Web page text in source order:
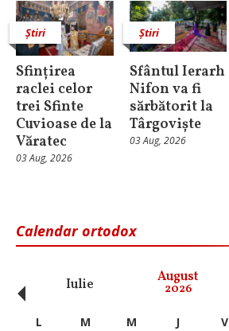
Știri
Sfințirea
raclei celor
trei Sfinte
Cuvioase de la
Văratec
03 Aug, 2026
Știri
Sfântul Ierarh
Nifon va fi
sărbătorit la
Târgoviște
03 Aug, 2026
Calendar ortodox
Iulie August
2026
‹ L M M J V